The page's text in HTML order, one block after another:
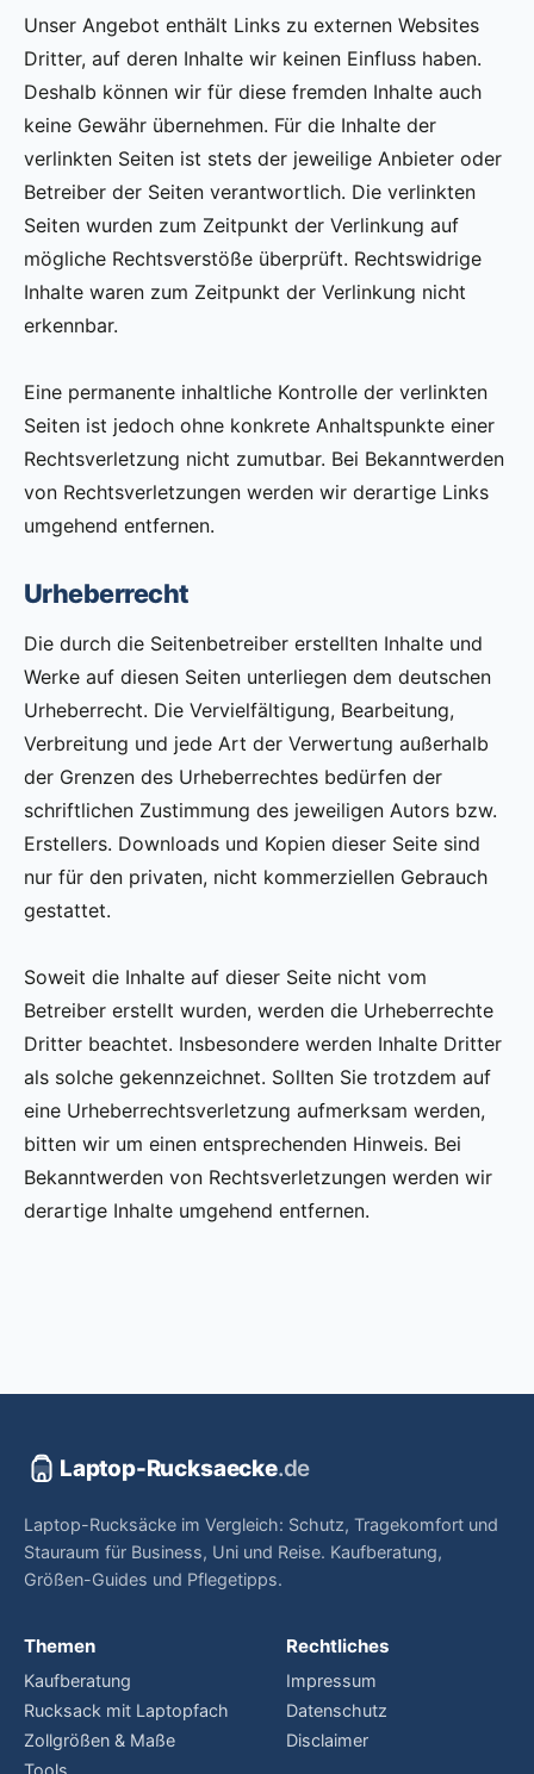
Unser Angebot enthält Links zu externen Websites
Dritter, auf deren Inhalte wir keinen Einfluss haben.
Deshalb können wir für diese fremden Inhalte auch
keine Gewähr übernehmen. Für die Inhalte der
verlinkten Seiten ist stets der jeweilige Anbieter oder
Betreiber der Seiten verantwortlich. Die verlinkten
Seiten wurden zum Zeitpunkt der Verlinkung auf
mögliche Rechtsverstöße überprüft. Rechtswidrige
Inhalte waren zum Zeitpunkt der Verlinkung nicht
erkennbar.
Eine permanente inhaltliche Kontrolle der verlinkten
Seiten ist jedoch ohne konkrete Anhaltspunkte einer
Rechtsverletzung nicht zumutbar. Bei Bekanntwerden
von Rechtsverletzungen werden wir derartige Links
umgehend entfernen.
Urheberrecht
Die durch die Seitenbetreiber erstellten Inhalte und
Werke auf diesen Seiten unterliegen dem deutschen
Urheberrecht. Die Vervielfältigung, Bearbeitung,
Verbreitung und jede Art der Verwertung außerhalb
der Grenzen des Urheberrechtes bedürfen der
schriftlichen Zustimmung des jeweiligen Autors bzw.
Erstellers. Downloads und Kopien dieser Seite sind
nur für den privaten, nicht kommerziellen Gebrauch
gestattet.
Soweit die Inhalte auf dieser Seite nicht vom
Betreiber erstellt wurden, werden die Urheberrechte
Dritter beachtet. Insbesondere werden Inhalte Dritter
als solche gekennzeichnet. Sollten Sie trotzdem auf
eine Urheberrechtsverletzung aufmerksam werden,
bitten wir um einen entsprechenden Hinweis. Bei
Bekanntwerden von Rechtsverletzungen werden wir
derartige Inhalte umgehend entfernen.
Laptop-Rucksaecke.de
Laptop-Rucksäcke im Vergleich: Schutz, Tragekomfort und
Stauraum für Business, Uni und Reise. Kaufberatung,
Größen-Guides und Pflegetipps.
Themen
Kaufberatung
Rucksack mit Laptopfach
Zollgrößen & Maße
Rechtliches
Impressum
Datenschutz
Disclaimer